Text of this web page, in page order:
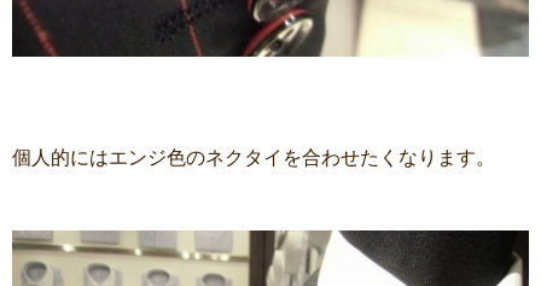
個人的にはエンジ色のネクタイを合わせたくなります。